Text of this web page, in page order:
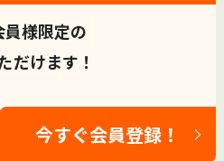
様限定の
だけます！
今すぐ会員登録！